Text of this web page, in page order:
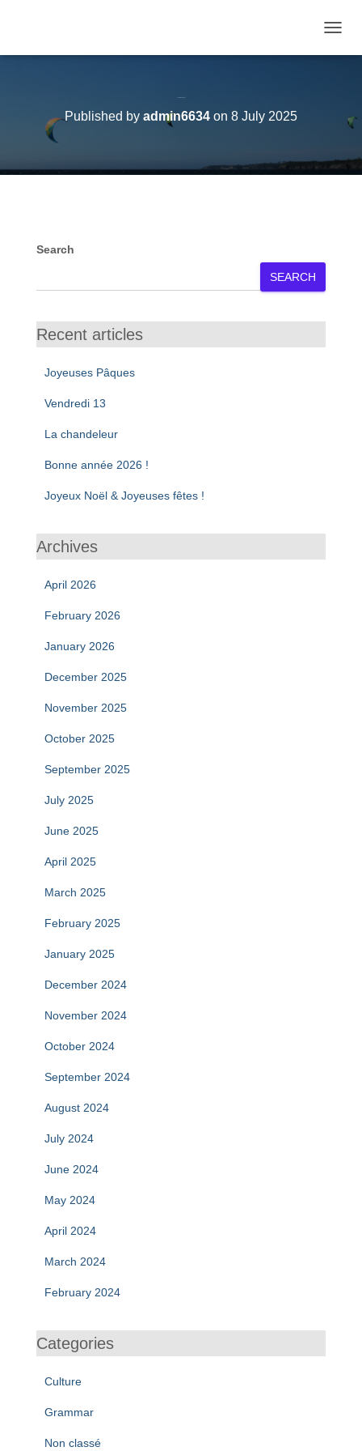
Published by admin6634 on 8 July 2025
Search
SEARCH
Recent articles
Joyeuses Pâques
Vendredi 13
La chandeleur
Bonne année 2026 !
Joyeux Noël & Joyeuses fêtes !
Archives
April 2026
February 2026
January 2026
December 2025
November 2025
October 2025
September 2025
July 2025
June 2025
April 2025
March 2025
February 2025
January 2025
December 2024
November 2024
October 2024
September 2024
August 2024
July 2024
June 2024
May 2024
April 2024
March 2024
February 2024
Categories
Culture
Grammar
Non classé